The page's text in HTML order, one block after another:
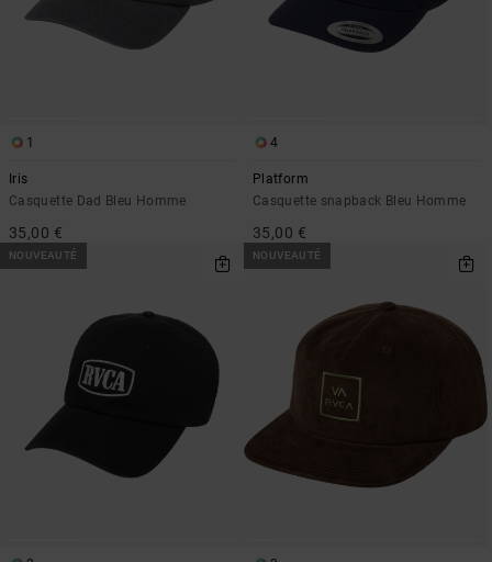
1
Iris
Casquette Dad Bleu Homme
35,00 €
4
Platform
Casquette snapback Bleu Homme
35,00 €
NOUVEAUTÉ NOUVEAUTÉ